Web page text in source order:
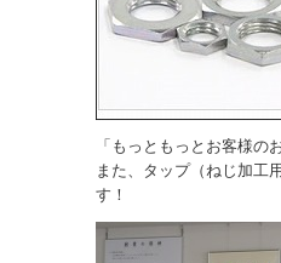
「もっともっとお客様の
また、タップ（ねじ加工
す！